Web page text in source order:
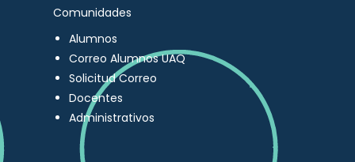
Comunidades
Alumnos
Correo Alumnos UAQ
Solicitud Correo
Docentes
Administrativos